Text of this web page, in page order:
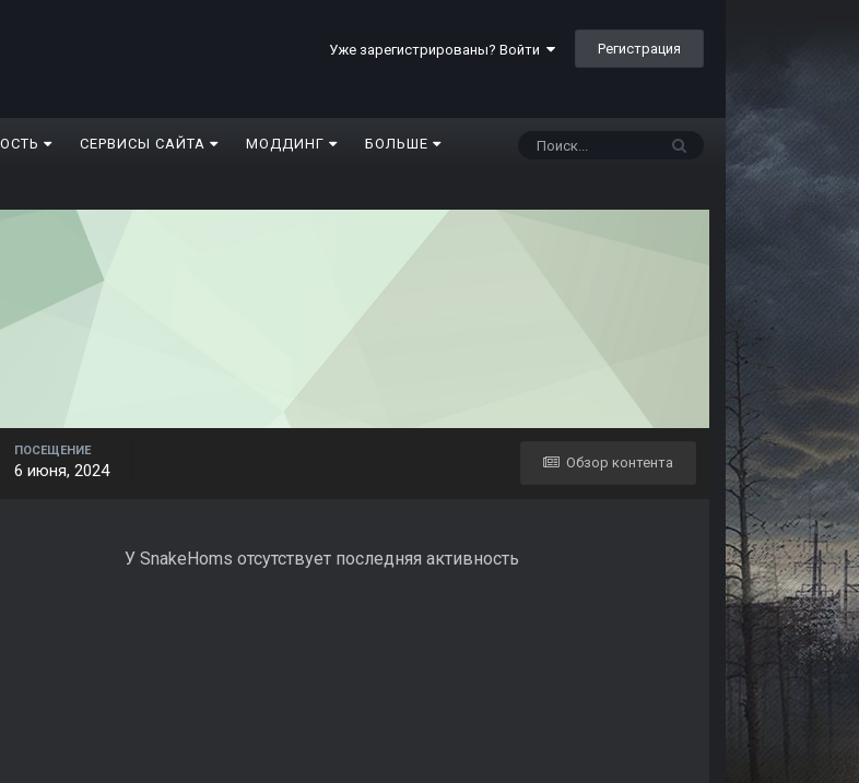
Уже зарегистрированы? Войти Регистрация
СЕРВИСЫ САЙТА МОДДИНГ БОЛЬШЕ
Обзор контента
ПОСЕЩЕНИЕ
6 июня, 2024
У SnakeHoms отсутствует последняя активность